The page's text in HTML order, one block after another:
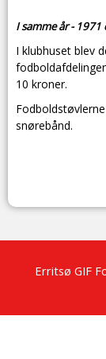
I samme år -
I klubhuset blev
10 kroner.
snørebånd.
Erritsø GIF